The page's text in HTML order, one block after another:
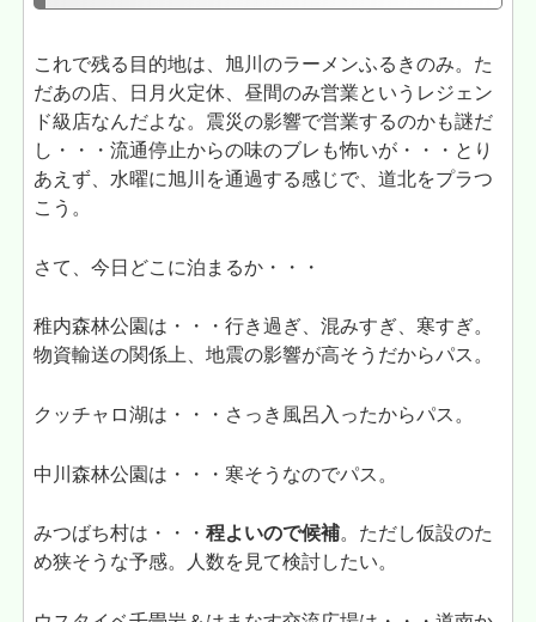
これで残る目的地は、旭川のラーメンふるきのみ。た
だあの店、日月火定休、昼間のみ営業というレジェン
ド級店なんだよな。震災の影響で営業するのかも謎だ
し・・・流通停止からの味のブレも怖いが・・・とり
あえず、水曜に旭川を通過する感じで、道北をプラつ
こう。
さて、今日どこに泊まるか・・・
稚内森林公園は・・・行き過ぎ、混みすぎ、寒すぎ。
物資輸送の関係上、地震の影響が高そうだからパス。
クッチャロ湖は・・・さっき風呂入ったからパス。
中川森林公園は・・・寒そうなのでパス。
みつばち村は・・・程よいので候補。ただし仮設のた
め狭そうな予感。人数を見て検討したい。